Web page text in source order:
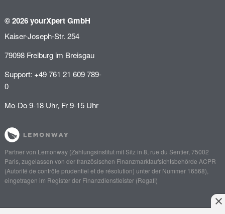
© 2026 yourXpert GmbH
Kaiser-Joseph-Str. 254
79098 Freiburg im Breisgau
Support: +49 761 21 609 789-
0
Mo-Do 9-18 Uhr, Fr 9-15 Uhr
Partner von Lemonway(Zahlungsinstitut mit Sitz in 8, rue du Sentier, 75002
Paris, zugelassen von der französischen Finanzmarktaufsichtsbehörde ACPR
(Autorité de contrôle prudentiel et de résolution) unter der Nummer 16568),
eingetragen im Register der Finanzdienstleister (Regafi)